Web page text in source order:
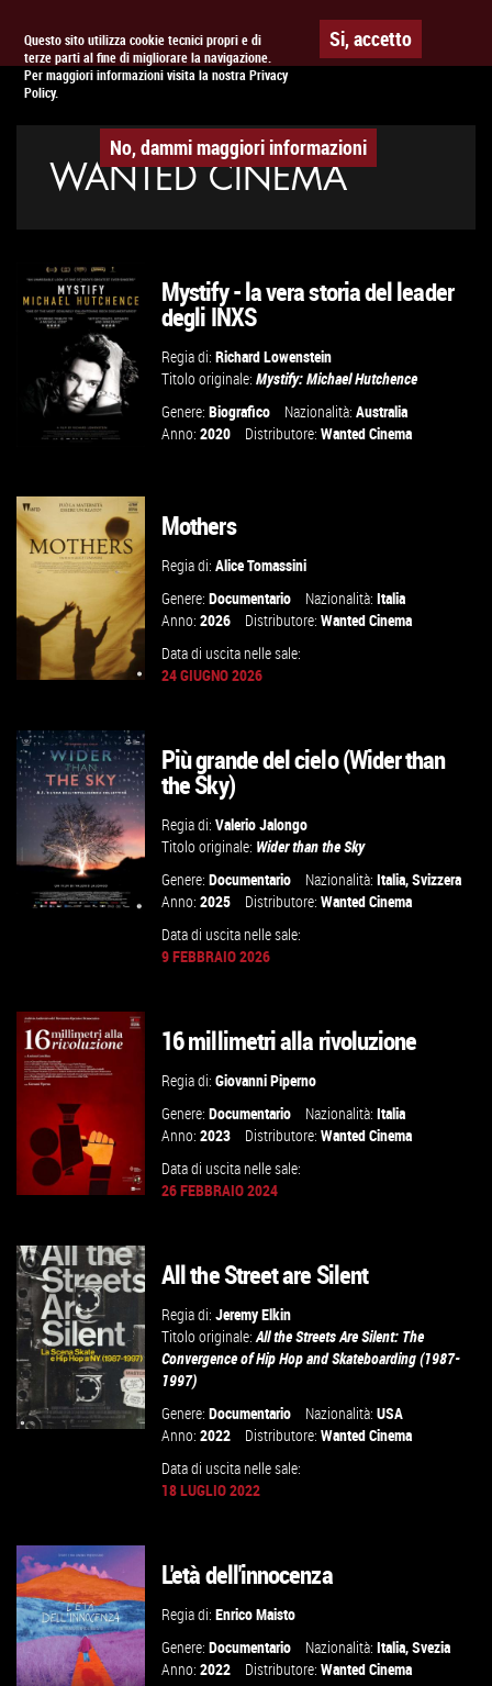
Questo sito utilizza cookie tecnici propri e di
terze parti al fine di migliorare la navigazione.
Per maggiori informazioni visita la nostra Privacy
Policy.
Si, accetto
No, dammi maggiori informazioni
APPUNTAMENTO AL CINEMA
WANTED CINEMA
VAI ALLA SCHEDA
Mystify - la vera storia del leader
degli INXS
Regia di:Richard Lowenstein
Titolo originale:Mystify: Michael Hutchence
Genere:Biografico Nazionalità:Australia
Anno:2020 Distributore:Wanted Cinema
GUARDA IL TRAILER
VAI ALLA SCHEDA
Mothers
Regia di:Alice Tomassini
Genere:Documentario Nazionalità:Italia
Anno:2026 Distributore:Wanted Cinema
Data di uscita nelle sale:
24 GIUGNO 2026
VAI ALLA SCHEDA
Più grande del cielo (Wider than
the Sky)
Regia di:Valerio Jalongo
Titolo originale: Wider than the Sky
Genere:Documentario Nazionalità:Italia,Svizzera
Anno:2025 Distributore:Wanted Cinema
Data di uscita nelle sale:
9 FEBBRAIO 2026
GUARDA IL TRAILER
VAI ALLA SCHEDA
16 millimetri alla rivoluzione
Regia di:Giovanni Piperno
Genere:Documentario Nazionalità:Italia
Anno:2023 Distributore:Wanted Cinema
Data di uscita nelle sale:
26 FEBBRAIO 2024
VAI ALLA SCHEDA
All the Street are Silent
Regia di:Jeremy Elkin
Titolo originale:All the Streets Are Silent: The
Convergence of Hip Hop and Skateboarding (1987-
1997)
Genere:Documentario Nazionalità:USA
Anno:2022 Distributore:Wanted Cinema
Data di uscita nelle sale:
18 LUGLIO 2022
L'età dell'innocenza
Regia di:Enrico Maisto
Genere:Documentario Nazionalità:Italia,Svezia
Anno:2022 Distributore:Wanted Cinema